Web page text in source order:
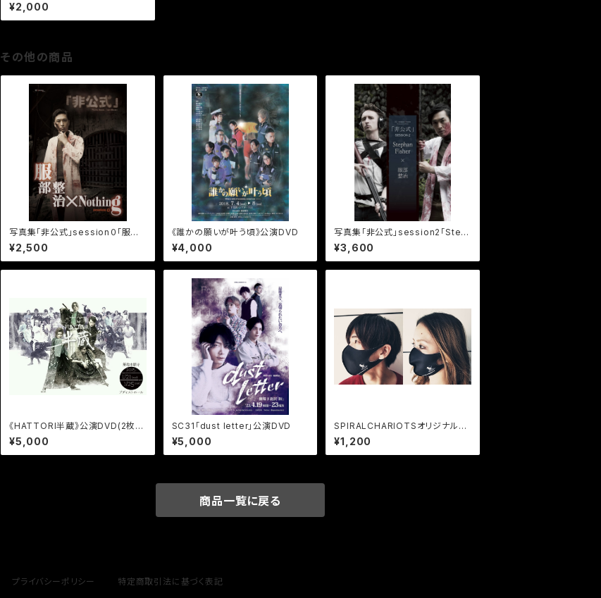
¥2,000
その他の商品
写真集「非公式」session０「服部
整治×Nothing」 《電子書籍》
¥2,500
《誰かの願いが叶う頃》公演DVD
¥4,000
写真集「非公式」session2「Step
hanFisher×服部整治」《書籍版》
¥3,600
《HATTORI半蔵》公演DVD(2枚
組)
¥5,000
SC31「dust letter」公演DVD
¥5,000
SPIRALCHARIOTSオリジナルマ
スク（Lのみ）
¥1,200
商品一覧に戻る
プライバシーポリシー 特定商取引法に基づく表記